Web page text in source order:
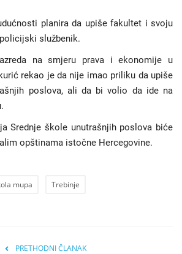
planira da upiše fakultet i svoju
službenik.
na smjeru prava i ekonomije u
rekao je da nije imao priliku da upiše
poslova, ali da bi volio da ide na
škole unutrašnjih poslova biće
opštinama istočne Hercegovine.
mupa Trebinje
PRETHODNI ČLANAK